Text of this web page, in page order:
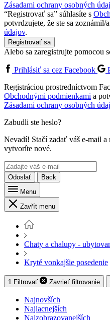
Zásadami ochrany osobných
“Registrovať sa” súhlasíte s
potvrdzujete, že ste sa zoznámil/
údajov.
Registrovať sa
Alebo sa zaregistrujte pomocou
Prihlásiť sa cez Facebook
Registráciou prostredníctvom
Obchodnými podmienkami a
Zásadami ochrany osobných
Zabudli ste heslo?
Nevadí! Stačí zadať váš e-mail
vytvoríte nové.
Odoslať
Back
Menu
Zavřít menu
Chaty a chalupy -
Kryté vonkajšie posedenie
1 Filtrovať Zavrieť filtrovanie
Najnovších
Najlacnejších
Najzobrazovanejších